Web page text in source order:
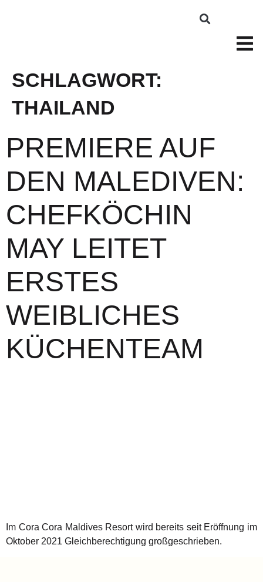
SCHLAGWORT:
THAILAND
PREMIERE AUF
DEN MALEDIVEN:
CHEFKÖCHIN
MAY LEITET
ERSTES
WEIBLICHES
KÜCHENTEAM
Im Cora Cora Maldives Resort wird bereits seit Eröffnung im
Oktober 2021 Gleichberechtigung großgeschrieben.